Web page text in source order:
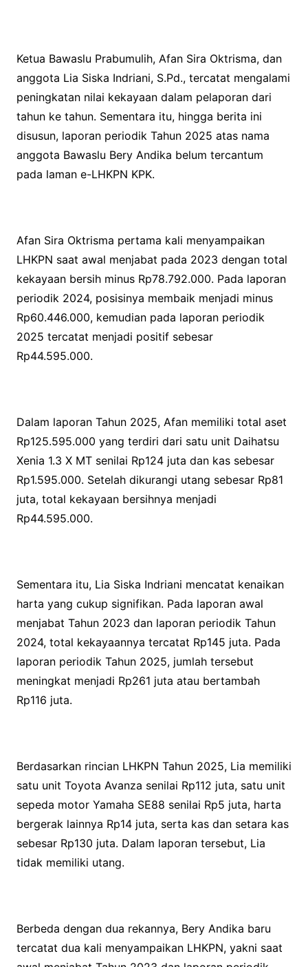
Ketua Bawaslu Prabumulih, Afan Sira Oktrisma, dan
anggota Lia Siska Indriani, S.Pd., tercatat mengalami
peningkatan nilai kekayaan dalam pelaporan dari
tahun ke tahun. Sementara itu, hingga berita ini
disusun, laporan periodik Tahun 2025 atas nama
anggota Bawaslu Bery Andika belum tercantum
pada laman e-LHKPN KPK.
Afan Sira Oktrisma pertama kali menyampaikan
LHKPN saat awal menjabat pada 2023 dengan total
kekayaan bersih minus Rp78.792.000. Pada laporan
periodik 2024, posisinya membaik menjadi minus
Rp60.446.000, kemudian pada laporan periodik
2025 tercatat menjadi positif sebesar
Rp44.595.000.
Dalam laporan Tahun 2025, Afan memiliki total aset
Rp125.595.000 yang terdiri dari satu unit Daihatsu
Xenia 1.3 X MT senilai Rp124 juta dan kas sebesar
Rp1.595.000. Setelah dikurangi utang sebesar Rp81
juta, total kekayaan bersihnya menjadi
Rp44.595.000.
Sementara itu, Lia Siska Indriani mencatat kenaikan
harta yang cukup signifikan. Pada laporan awal
menjabat Tahun 2023 dan laporan periodik Tahun
2024, total kekayaannya tercatat Rp145 juta. Pada
laporan periodik Tahun 2025, jumlah tersebut
meningkat menjadi Rp261 juta atau bertambah
Rp116 juta.
Berdasarkan rincian LHKPN Tahun 2025, Lia memiliki
satu unit Toyota Avanza senilai Rp112 juta, satu unit
sepeda motor Yamaha SE88 senilai Rp5 juta, harta
bergerak lainnya Rp14 juta, serta kas dan setara kas
sebesar Rp130 juta. Dalam laporan tersebut, Lia
tidak memiliki utang.
Berbeda dengan dua rekannya, Bery Andika baru
tercatat dua kali menyampaikan LHKPN, yakni saat